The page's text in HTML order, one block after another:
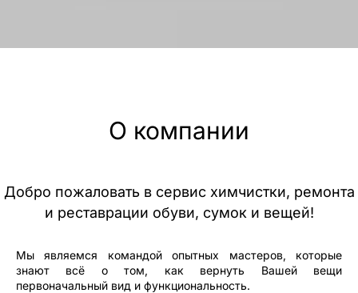
О компании
Добро пожаловать в сервис химчистки, ремонта
и реставрации обуви, сумок и вещей!
Мы являемся командой опытных мастеров, которые
знают всё о том, как вернуть Вашей вещи
первоначальный вид и функциональность.